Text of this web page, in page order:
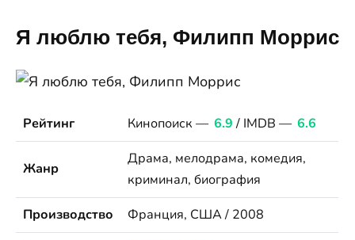
Я люблю тебя, Филипп Моррис
Рейтинг Кинопоиск — 6.9 / IMDB — 6.6
Жанр
Драма, мелодрама, комедия,
криминал, биография
Производство
Франция, США / 2008